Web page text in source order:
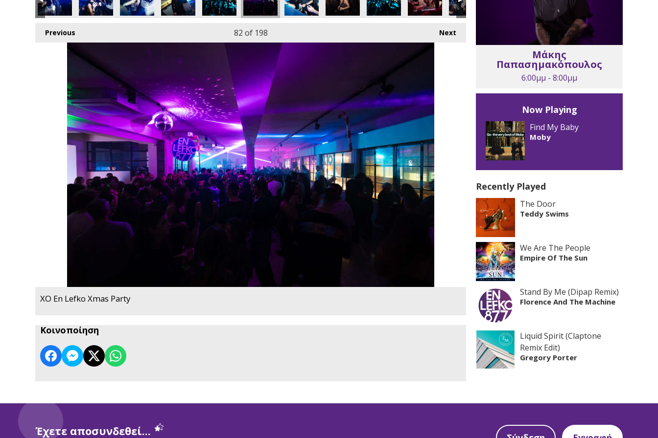
Previous Next
82 of 198
XO En Lefko Xmas Party
Κοινοποίηση
Μάκης
Παπασημακόπουλος
6:00μμ - 8:00μμ
Now Playing
Find My Baby
Moby
Recently Played
The Door
Teddy Swims
We Are The People
Empire Of The Sun
Stand By Me (Dipap Remix)
Florence And The Machine
Liquid Spirit (Claptone
Remix Edit)
Gregory Porter
Έχετε αποσυνδεθεί...